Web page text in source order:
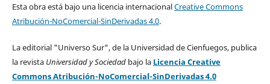
Esta obra está bajo una licencia internacionalCreative Commons
Atribución-NoComercial-SinDerivadas 4.0.
La editorial "Universo Sur", de la Universidad de Cienfuegos, publica
la revista Universidad y Sociedad bajo la Licencia Creative
Commons Atribución-NoComercial-SinDerivadas 4.0